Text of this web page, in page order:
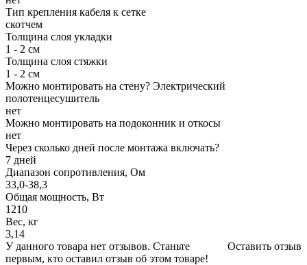
Тип крепления кабеля к сетке
скотчем
Толщина слоя укладки
1 - 2 см
Толщина слоя стяжки
1 - 2 см
Можно монтировать на стену? Электрический
полотенцесушитель
нет
Можно монтировать на подоконник и откосы
нет
Через сколько дней после монтажа включать?
7 дней
Диапазон сопротивления, Ом
33,0-38,3
Общая мощность, Вт
1210
Вес, кг
3,14
Оставить отзыв
У данного товара нет отзывов. Станьте
первым, кто оставил отзыв об этом товаре!